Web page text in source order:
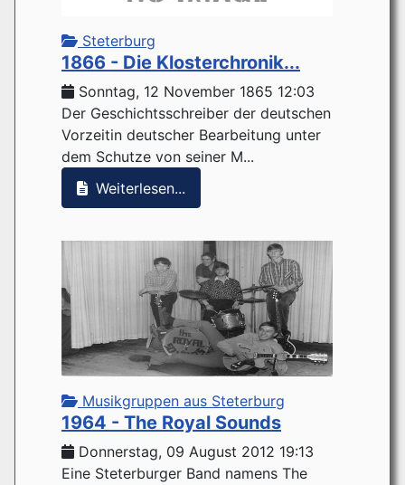
Steterburg
1866 - Die Klosterchronik...
Sonntag, 12 November 1865 12:03
Der Geschichtsschreiber der deutschen
Vorzeitin deutscher Bearbeitung unter
dem Schutze von seiner M...
Weiterlesen...
Musikgruppen aus Steterburg
1964 - The Royal Sounds
Donnerstag, 09 August 2012 19:13
Eine Steterburger Band namens The